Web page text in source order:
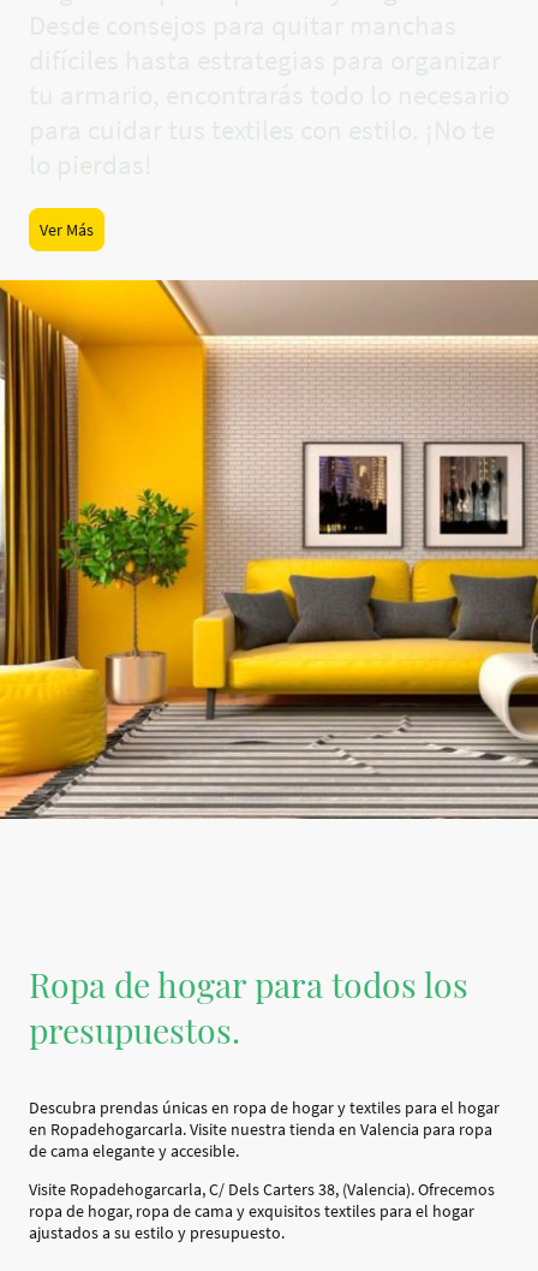
Ver Más
Ropa de hogar para todos los
presupuestos.
Descubra prendas únicas en ropa de hogar y textiles para el hogar
en Ropadehogarcarla. Visite nuestra tienda en Valencia para ropa
de cama elegante y accesible.
Visite Ropadehogarcarla, C/ Dels Carters 38, (Valencia). Ofrecemos
ropa de hogar, ropa de cama y exquisitos textiles para el hogar
ajustados a su estilo y presupuesto.